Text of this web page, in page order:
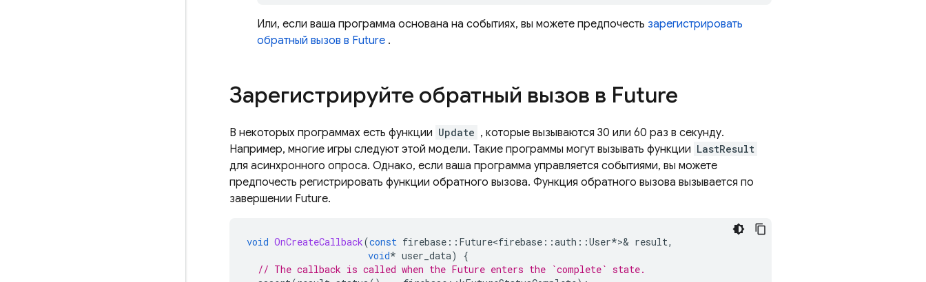
Или, если ваша программа основана на событиях, вы можете предпочесть зарегистрировать
обратный вызов в Future .
Зарегистрируйте обратный вызов в Future
В некоторых программах есть функции Update , которые вызываются 30 или 60 раз в секунду.
Например, многие игры следуют этой модели. Такие программы могут вызывать функции LastResult
для асинхронного опроса. Однако, если ваша программа управляется событиями, вы можете
предпочесть регистрировать функции обратного вызова. Функция обратного вызова вызывается по
завершении Future.
void OnCreateCallback(const firebase :: Future<firebase ::auth ::User*>& result,
void* user_data)
{
// The callback is called when the Future enters the `complete` state.